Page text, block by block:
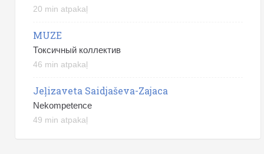
20 min atpakaļ
MUZE
Токсичный коллектив
46 min atpakaļ
Jeļizaveta Saidjaševa-Zajaca
Nekompetence
49 min atpakaļ